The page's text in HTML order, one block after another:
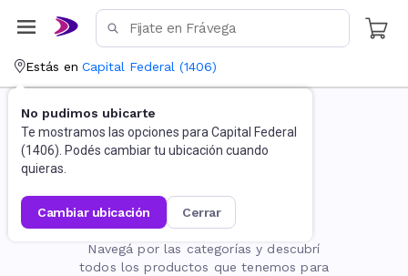
Estás en Capital Federal (1406)
No pudimos ubicarte
Te mostramos las opciones para Capital Federal
(1406). Podés cambiar tu ubicación cuando
quieras.
cambiar ubicación cerrar
La página no existe
Navegá por las categorías y descubrí
todos los productos que tenemos para